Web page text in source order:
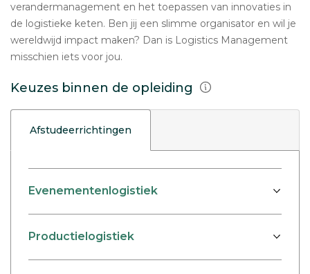
verandermanagement en het toepassen van innovaties in
de logistieke keten. Ben jij een slimme organisator en wil je
wereldwijd impact maken? Dan is Logistics Management
misschien iets voor jou.
Keuzes binnen de opleiding
Afstudeerrichtingen
Evenementenlogistiek
Productielogistiek